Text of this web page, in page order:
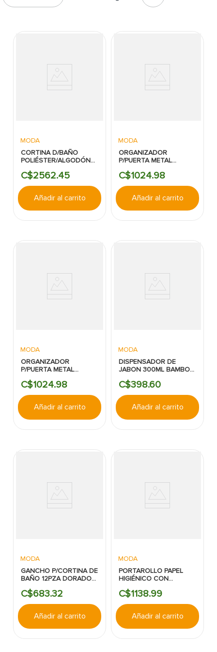
MODA
CORTINA D/BAÑO
POLIÉSTER/ALGODÓN
C$2562.45
Añadir al carrito
MODA
ORGANIZADOR
P/PUERTA METAL
C$1024.98
Añadir al carrito
MODA
ORGANIZADOR
P/PUERTA METAL
C$1024.98
Añadir al carrito
MODA
DISPENSADOR DE
JABON 300ML BAMBOO
C$398.60
Añadir al carrito
MODA
GANCHO P/CORTINA DE
BAÑO 12PZA DORADO
C$683.32
Añadir al carrito
MODA
PORTAROLLO PAPEL
HIGIÉNICO CON
C$1138.99
Añadir al carrito
pantry